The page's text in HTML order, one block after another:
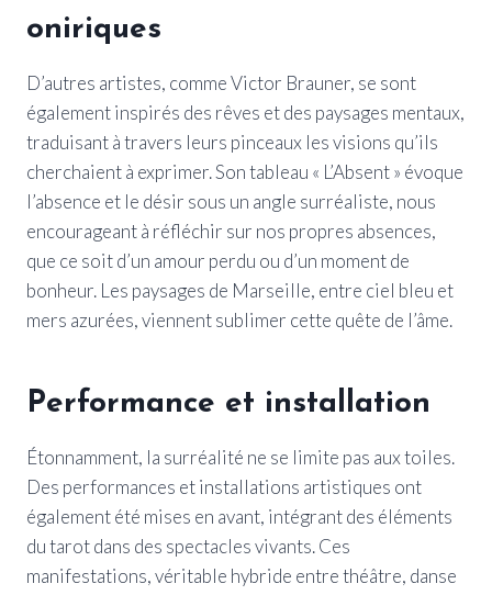
oniriques
D’autres artistes, comme Victor Brauner, se sont
également inspirés des rêves et des paysages mentaux,
traduisant à travers leurs pinceaux les visions qu’ils
cherchaient à exprimer. Son tableau « L’Absent » évoque
l’absence et le désir sous un angle surréaliste, nous
encourageant à réfléchir sur nos propres absences,
que ce soit d’un amour perdu ou d’un moment de
bonheur. Les paysages de Marseille, entre ciel bleu et
mers azurées, viennent sublimer cette quête de l’âme.
Performance et installation
Étonnamment, la surréalité ne se limite pas aux toiles.
Des performances et installations artistiques ont
également été mises en avant, intégrant des éléments
du tarot dans des spectacles vivants. Ces
manifestations, véritable hybride entre théâtre, danse